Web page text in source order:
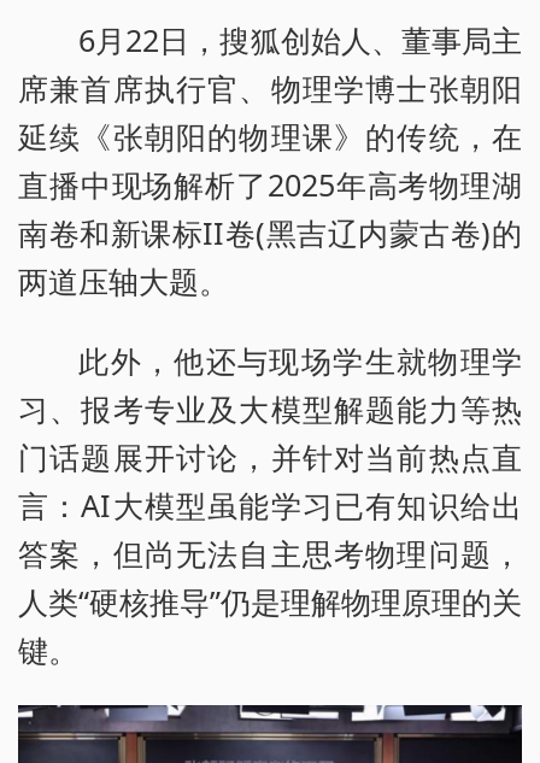
6月22日，搜狐创始人、董事局主
席兼首席执行官、物理学博士张朝阳
延续《张朝阳的物理课》的传统，在
直播中现场解析了2025年高考物理湖
南卷和新课标II卷(黑吉辽内蒙古卷)的
两道压轴大题。
此外，他还与现场学生就物理学
习、报考专业及大模型解题能力等热
门话题展开讨论，并针对当前热点直
言：AI大模型虽能学习已有知识给出
答案，但尚无法自主思考物理问题，
人类“硬核推导”仍是理解物理原理的关
键。